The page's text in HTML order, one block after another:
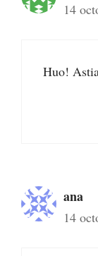
14
Huo!
ana
14